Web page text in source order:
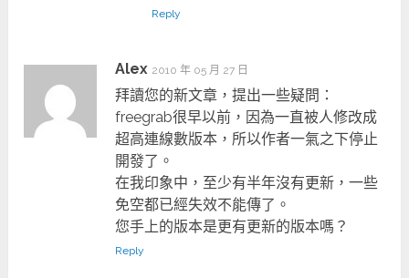
Reply
Alex 2010 年 05 月 27 日
拜讀您的新文章，提出一些疑問：
freegrab很早以前，因為一直被人修改成
超高連線數版本，所以作者一氣之下停止
開發了。
在我印象中，至少有半年沒有更新，一些
免空都已經失效不能傳了。
您手上的版本是更有更新的版本嗎？
Reply